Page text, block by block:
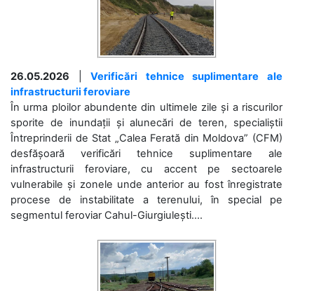
26.05.2026 |Verificări tehnice suplimentare ale
infrastructurii feroviare
În urma ploilor abundente din ultimele zile și a riscurilor
sporite de inundații și alunecări de teren, specialiștii
Întreprinderii de Stat „Calea Ferată din Moldova” (CFM)
desfășoară verificări tehnice suplimentare ale
infrastructurii feroviare, cu accent pe sectoarele
vulnerabile și zonele unde anterior au fost înregistrate
procese de instabilitate a terenului, în special pe
segmentul feroviar Cahul-Giurgiulești....